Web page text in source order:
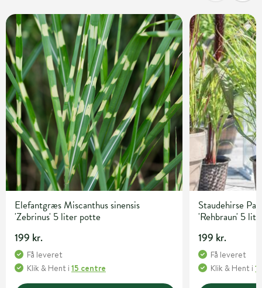
Elefantgræs Miscanthus sinensis
'Zebrinus' 5 liter potte
199 kr.
Få leveret
Klik & Hent i 15 centre
Staudehirse
'Rehbraun' 5
199 kr.
Få leveret
Klik & Hent i